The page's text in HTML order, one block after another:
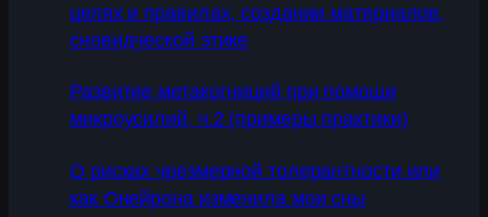
целях и правилах, создании материалов,
сновидческой этике
Развитие метакогниций при помощи
микроусилий, ч.2 (примеры практики)
О рисках чрезмерной толерантности или
как Онейрона изменила мои сны